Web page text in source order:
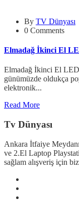
By TV Dünyası
0 Comments
Elmadağ İkinci El
Elmadağ İkinci El
günümüzde oldukça
elektronik...
Read More
Tv Dünyası
Ankara İtfaiye
ve 2.El Laptop
sağlam alışveriş için